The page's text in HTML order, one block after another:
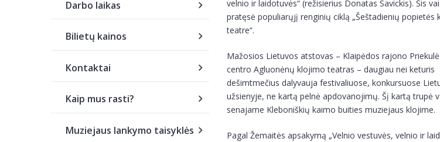
Darbo laikas
Bilietų kainos
Kontaktai
Kaip mus rasti?
Muziejaus lankymo taisyklės
velnio ir laidotuvės“ (režisierius Donatas Savickis). Šis
pratęsė populiarųjį renginių ciklą „Šeštadienių popietės
teatre“.
Mažosios Lietuvos atstovas – Klaipėdos rajono
centro Agluonėnų klojimo teatras – daugiau nei keturis
dešimtmečius dalyvauja festivaliuose, konkursuose
užsienyje, ne kartą pelnė apdovanojimų. Šį kartą trupė
senajame Kleboniškių kaimo buities muziejaus klojime.
Pagal Žemaitės apsakymą „Velnio vestuvės, velnio ir